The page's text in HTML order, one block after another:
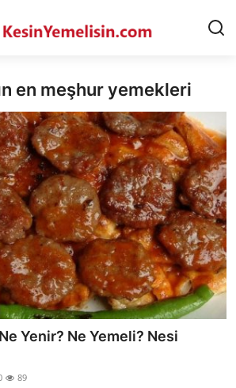
en meşhur yemekleri
Yenir? Ne Yemeli? Nesi
89